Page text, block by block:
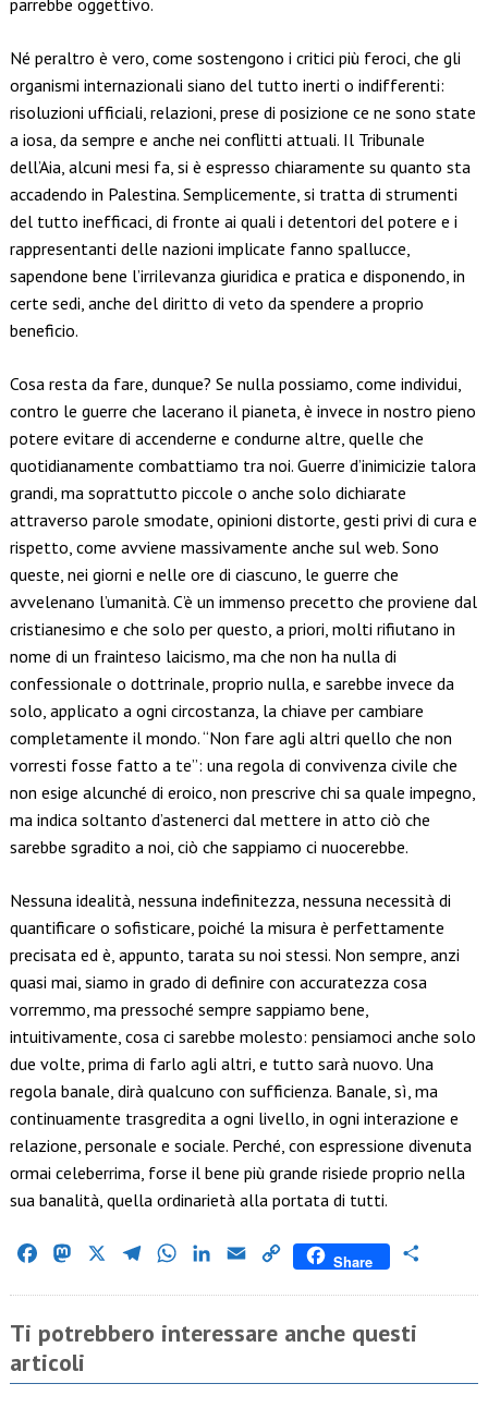
parrebbe oggettivo.
Né peraltro è vero, come sostengono i critici più feroci, che gli
organismi internazionali siano del tutto inerti o indifferenti:
risoluzioni ufficiali, relazioni, prese di posizione ce ne sono state
a iosa, da sempre e anche nei conflitti attuali. Il Tribunale
dell’Aia, alcuni mesi fa, si è espresso chiaramente su quanto sta
accadendo in Palestina. Semplicemente, si tratta di strumenti
del tutto inefficaci, di fronte ai quali i detentori del potere e i
rappresentanti delle nazioni implicate fanno spallucce,
sapendone bene l’irrilevanza giuridica e pratica e disponendo, in
certe sedi, anche del diritto di veto da spendere a proprio
beneficio.
Cosa resta da fare, dunque? Se nulla possiamo, come individui,
contro le guerre che lacerano il pianeta, è invece in nostro pieno
potere evitare di accenderne e condurne altre, quelle che
quotidianamente combattiamo tra noi. Guerre d’inimicizie talora
grandi, ma soprattutto piccole o anche solo dichiarate
attraverso parole smodate, opinioni distorte, gesti privi di cura e
rispetto, come avviene massivamente anche sul web. Sono
queste, nei giorni e nelle ore di ciascuno, le guerre che
avvelenano l’umanità. C’è un immenso precetto che proviene dal
cristianesimo e che solo per questo, a priori, molti rifiutano in
nome di un frainteso laicismo, ma che non ha nulla di
confessionale o dottrinale, proprio nulla, e sarebbe invece da
solo, applicato a ogni circostanza, la chiave per cambiare
completamente il mondo. “Non fare agli altri quello che non
vorresti fosse fatto a te”: una regola di convivenza civile che
non esige alcunché di eroico, non prescrive chi sa quale impegno,
ma indica soltanto d’astenerci dal mettere in atto ciò che
sarebbe sgradito a noi, ciò che sappiamo ci nuocerebbe.
Nessuna idealità, nessuna indefinitezza, nessuna necessità di
quantificare o sofisticare, poiché la misura è perfettamente
precisata ed è, appunto, tarata su noi stessi. Non sempre, anzi
quasi mai, siamo in grado di definire con accuratezza cosa
vorremmo, ma pressoché sempre sappiamo bene,
intuitivamente, cosa ci sarebbe molesto: pensiamoci anche solo
due volte, prima di farlo agli altri, e tutto sarà nuovo. Una
regola banale, dirà qualcuno con sufficienza. Banale, sì, ma
continuamente trasgredita a ogni livello, in ogni interazione e
relazione, personale e sociale. Perché, con espressione divenuta
ormai celeberrima, forse il bene più grande risiede proprio nella
sua banalità, quella ordinarietà alla portata di tutti.
FacebookMastodon TelegramWhatsAppLinkedIn
Email Copy
Share
Ti potrebbero interessare anche questi
articoli